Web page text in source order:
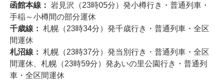
函館本線： 岩見沢（23時05分）発小樽行き・普通列車・
手稲～小樽間の部分運休
千歳線： 札幌（23時34分）発千歳行き・普通列車・全区
間運休
札沼線： 札幌（23時37分）発当別行き・普通列車・全区
間運休、札幌（23時59分）発あいの里公園行き・普通列
車・全区間運休